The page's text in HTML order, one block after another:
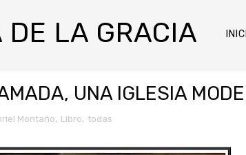
LA GRACIA
UNA IGLESIA
Montaño, Libro, todas